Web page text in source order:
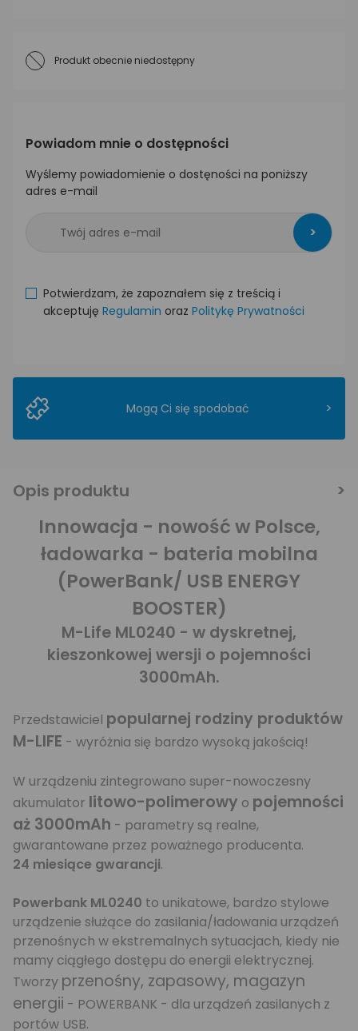
Produkt obecnie niedostępny
Powiadom mnie o dostępności
Wyślemy powiadomienie o dostęności na poniższy
adres e-mail
>
Potwierdzam, że zapoznałem się z treścią i
akceptuję Regulamin oraz Politykę Prywatności
Mogą Ci się spodobać >
Opis produktu
Innowacja - nowość w Polsce,
ładowarka - bateria mobilna
(PowerBank/ USB ENERGY
BOOSTER)
M-Life ML0240 - w dyskretnej,
kieszonkowej wersji o pojemności
3000mAh.
Przedstawiciel popularnej rodziny produktów
M-LIFE - wyróżnia się bardzo wysoką jakością!
W urządzeniu zintegrowano super-nowoczesny
akumulator litowo-polimerowy o pojemności
aż 3000mAh - parametry są realne,
gwarantowane przez poważnego producenta.
24 miesiące gwarancji.
Powerbank ML0240 to unikatowe, bardzo stylowe
urządzenie służące do zasilania/ładowania urządzeń
przenośnych w ekstremalnych sytuacjach, kiedy nie
mamy ciągłego dostępu do energii elektrycznej.
Tworzy przenośny, zapasowy, magazyn
energii - POWERBANK - dla urządzeń zasilanych z
portów USB.